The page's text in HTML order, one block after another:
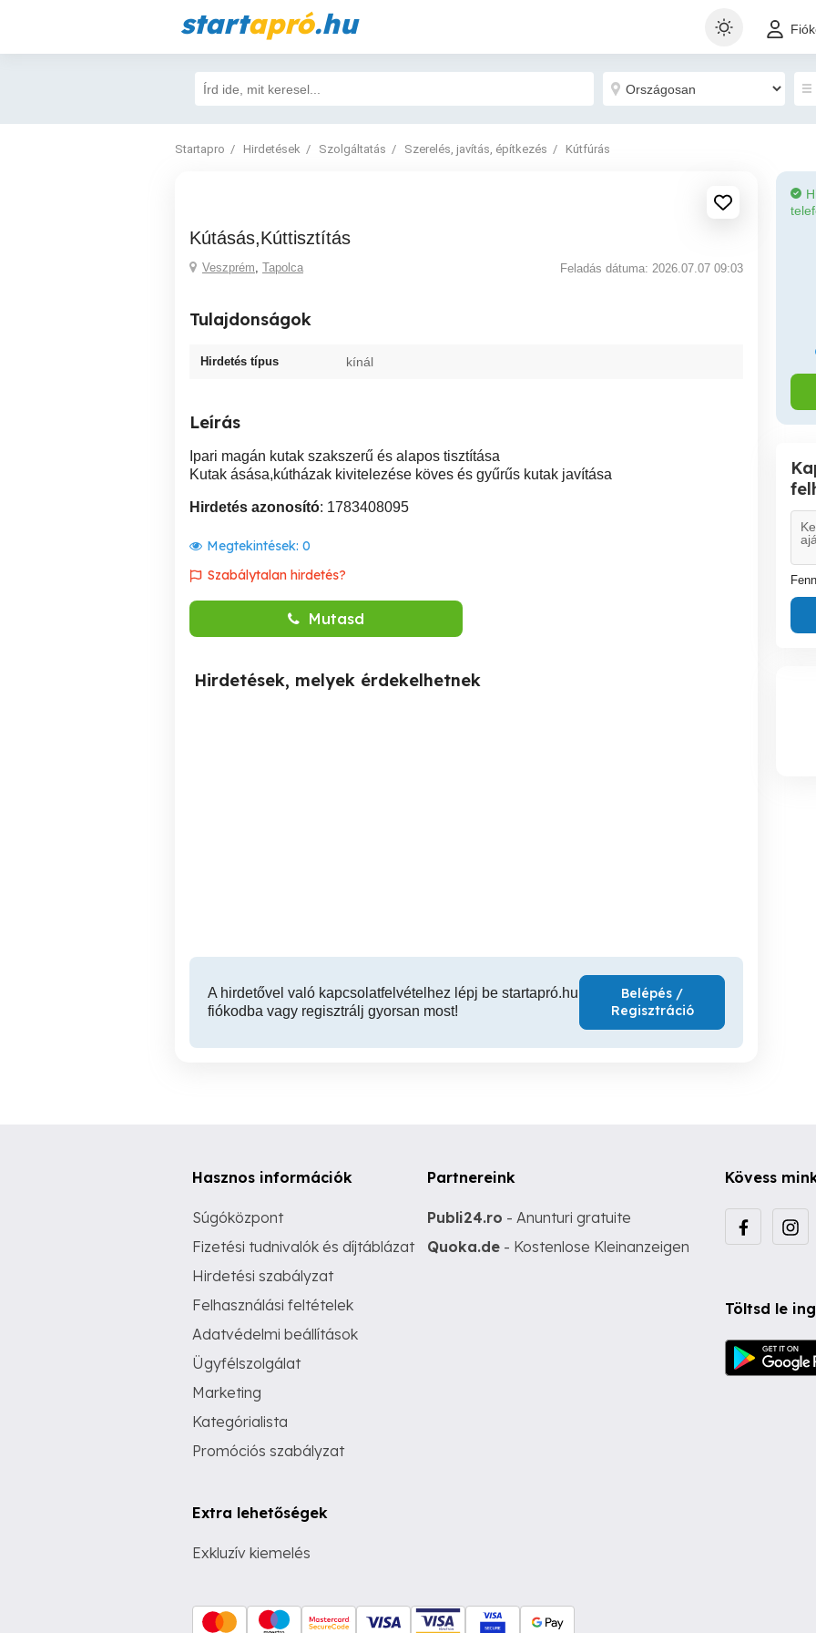
startapró.hu
Startapro Hirdetések Szolgáltatás Szerelés, javítás, építkezés Kútfúrás
Kútásás,Kúttisztítás
Veszprém, Tapolca Feladás dátuma: 2026.07.07 09:03
Tulajdonságok
Hirdetés típus kínál
Leírás
Ipari magán kutak szakszerű és alapos tisztítása
Kutak ásása,kútházak kivitelezése köves és gyűrűs kutak javítása
Hirdetés azonosító: 1783408095
Megtekintések: 0
Szabálytalan hirdetés?
Mutasd
Hirdetések, melyek érdekelhetnek
A hirdetővel való kapcsolatfelvételhez lépj be startapró.hu
fiókodba vagy regisztrálj gyorsan most!
Belépés /
Regisztráció
Hasznos információk
Súgóközpont
Fizetési tudnivalók és díjtáblázat
Hirdetési szabályzat
Felhasználási feltételek
Adatvédelmi beállítások
Ügyfélszolgálat
Marketing
Kategórialista
Promóciós szabályzat
Extra lehetőségek
Exkluzív kiemelés
Partnereink
Publi24.ro - Anunturi gratuite
Quoka.de - Kostenlose Kleinanzeigen
Kövess
Töltsd le